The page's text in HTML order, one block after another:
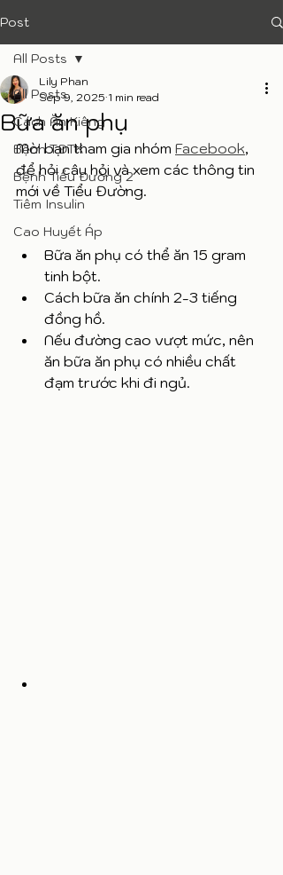
Post
All Posts
Cách Ăn Kiêng
Bệnh TĐTK
Bệnh Tiểu Đường 2
Tiêm Insulin
Cao Huyết Áp
All Posts
Bữa ăn phụ
Lily Phan
Sep 9, 2025 1 min read
Mời bạn tham gia nhóm Facebook,
để hỏi câu hỏi và xem các thông tin
mới về Tiểu Đường.
Bữa ăn phụ có thể ăn 15 gram
tinh bột.
Cách bữa ăn chính 2-3 tiếng
đồng hồ.
Nếu đường cao vượt mức, nên
ăn bữa ăn phụ có nhiều chất
đạm trước khi đi ngủ.